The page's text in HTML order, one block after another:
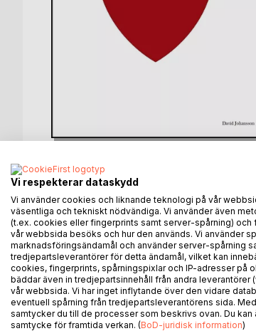
BESKRIVNING
En påhittad berättelse om Dåren
Tillsammans får vi följa det här
för sig och även ifall berg- och
FÖRFATTARE
Vi respekterar dataskydd
Vi använder cookies och liknande teknologi på vår
väsentliga och tekniskt nödvändiga. Vi använder även
(t.ex. cookies eller fingerprints samt server-spårning) och
vår webbsida besöks och hur den används. Vi använder
marknadsföringsändamål och använder server-spårning
tredjepartsleverantörer för detta ändamål, vilket kan
cookies, fingerprints, spårningspixlar och IP-adresser på
bäddar även in tredjepartsinnehåll från andra leverantörer
vår webbsida. Vi har inget inflytande över den vidare
eventuell spårning från tredjepartsleverantörens sida.
samtycker du till de processer som beskrivs ovan. Du kan
samtycke för framtida verkan. (BoD-juridisk information)